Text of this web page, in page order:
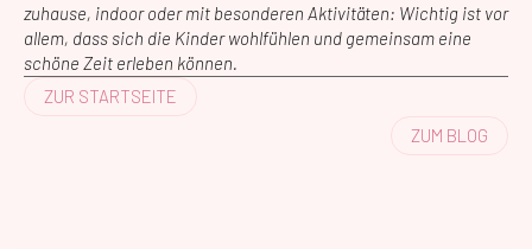
zuhause, indoor oder mit besonderen Aktivitäten: Wichtig ist vor
allem, dass sich die Kinder wohlfühlen und gemeinsam eine
schöne Zeit erleben können.
ZUR STARTSEITE
ZUM BLOG